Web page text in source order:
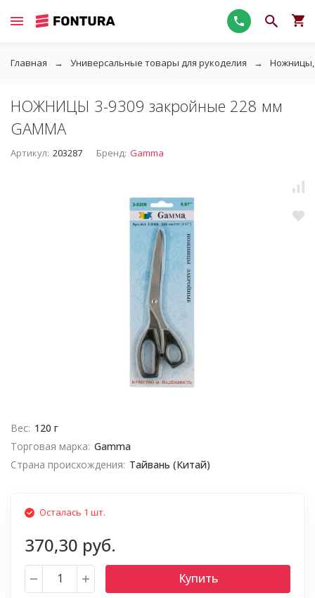
Главная Универсальные товары для рукоделия
НОЖНИЦЫ 3-9309 закройные 228 мм
GAMMA
Артикул: 203287 Бренд: Gamma
Вес: 120 г
Торговая марка: Gamma
Страна происхождения: Тайвань (Китай)
Осталась 1 шт.
370,30 руб.
Купить